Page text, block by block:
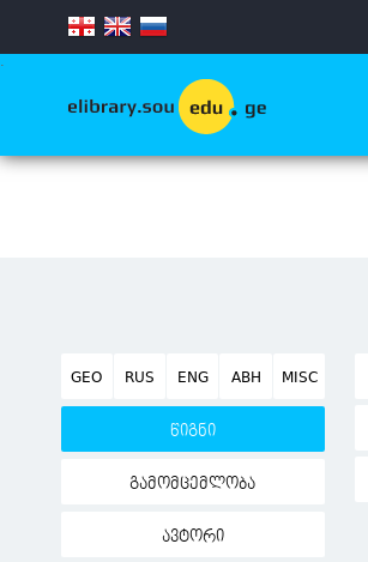
.
GEO RUS ENG ABH MISC
წიგნი
გამომცემლობა
ავტორი